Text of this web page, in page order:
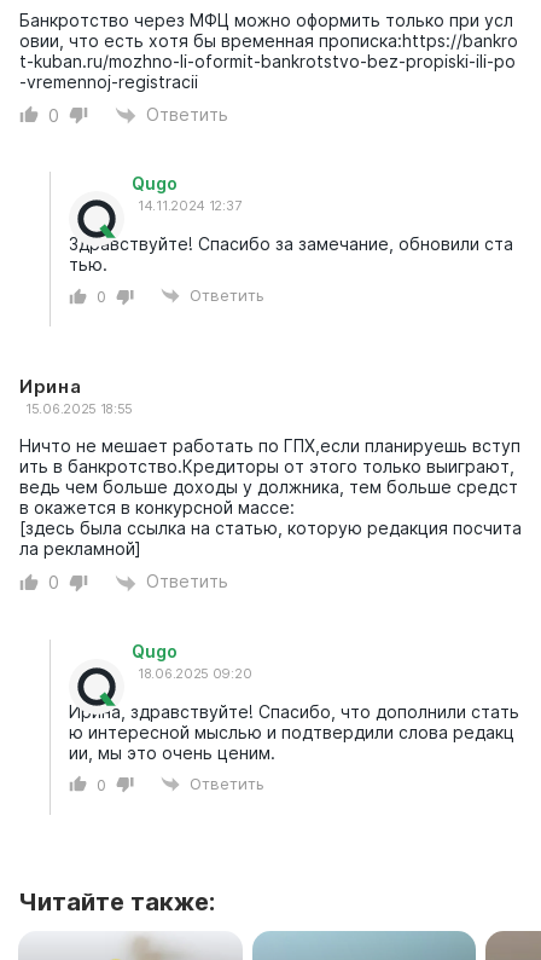
Банкротство через МФЦ можно оформить только при усл
овии, что есть хотя бы временная прописка:https://bankro
t-kuban.ru/mozhno-li-oformit-bankrotstvo-bez-propiski-ili-po
-vremennoj-registracii
0
Ответить
Qugo
14.11.2024 12:37
Здравствуйте! Спасибо за замечание, обновили ста
тью.
0 Ответить
Ирина
15.06.2025 18:55
Ничто не мешает работать по ГПХ,если планируешь вступ
ить в банкротство.Кредиторы от этого только выиграют,
ведь чем больше доходы у должника, тем больше средст
в окажется в конкурсной массе:
[здесь была ссылка на статью, которую редакция посчита
ла рекламной]
0
Ответить
Qugo
18.06.2025 09:20
Ирина, здравствуйте! Спасибо, что дополнили стать
ю интересной мыслью и подтвердили слова редакц
ии, мы это очень ценим.
0 Ответить
Читайте также: